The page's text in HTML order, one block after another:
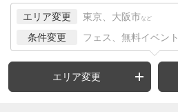
エリア変更 東京、大阪市 など
条件変更 フェス、無料イベント
エリア変更